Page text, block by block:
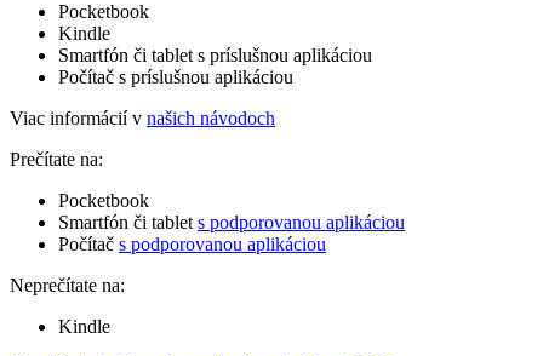
Pocketbook
Kindle
Smartfón či tablet s príslušnou aplikáciou
Počítač s príslušnou aplikáciou
Viac informácií v našich návodoch
Prečítate na:
Pocketbook
Smartfón či tablet s podporovanou aplikáciou
Počítač s podporovanou aplikáciou
Neprečítate na:
Kindle